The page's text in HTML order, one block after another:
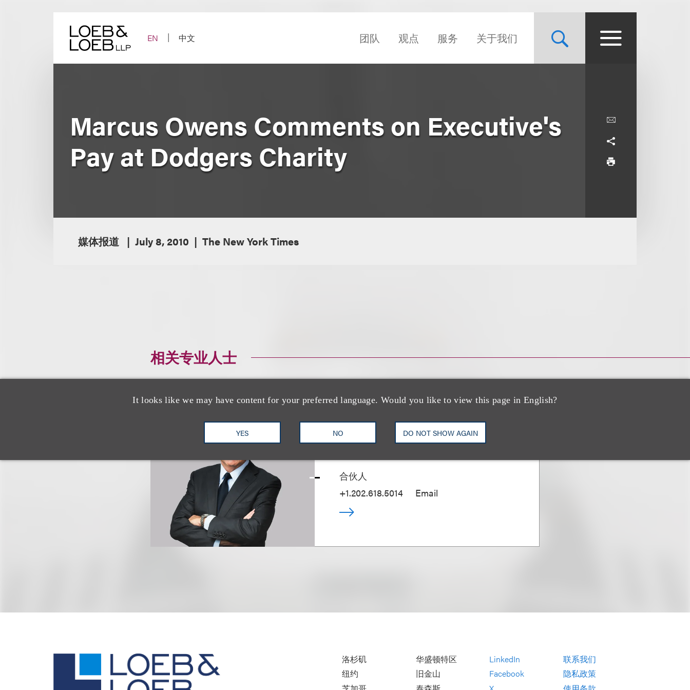
EN
中文 团队 观点 服务 关于我们
It looks like we may have content for your preferred language. Would you like to view this page in English?
YES NO DO NOT SHOW AGAIN
Marcus Owens Comments on Executive's
Pay at Dodgers Charity
媒体报道 July 8, 2010 The New York Times
相关专业人士
Marcus S. Owens
合伙人
+1.202.618.5014
Email
洛杉矶
纽约
华盛顿特区
旧金山
LinkedIn
Facebook
联系我们
隐私政策